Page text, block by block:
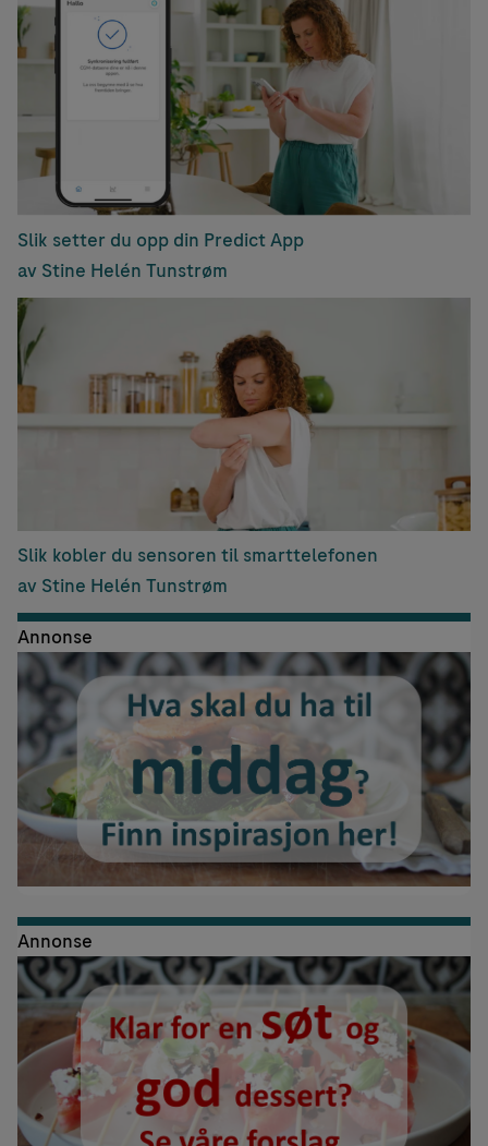
Slik setter du opp din Predict App
av Stine Helén Tunstrøm
Slik kobler du sensoren til smarttelefonen
av Stine Helén Tunstrøm
Annonse
Annonse